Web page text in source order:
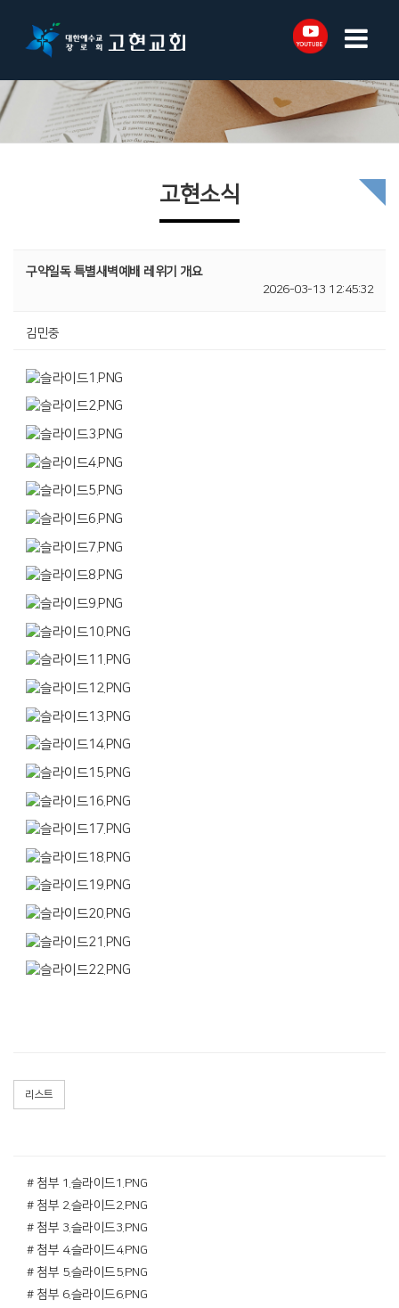
고현소식
구약일독 특별새벽예배 레위기 개요
2026-03-13 12:45:32
김민중
리스트
# 첨부 1.슬라이드1.PNG
# 첨부 2.슬라이드2.PNG
# 첨부 3.슬라이드3.PNG
# 첨부 4.슬라이드4.PNG
# 첨부 5.슬라이드5.PNG
# 첨부 6.슬라이드6.PNG